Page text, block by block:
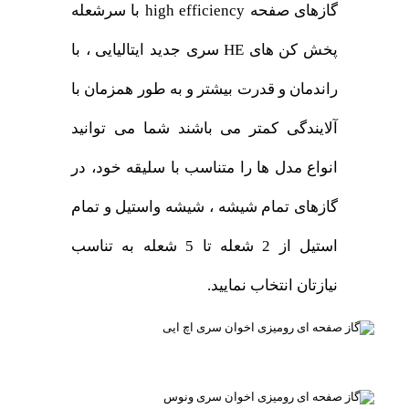
گازهای صفحه high efficiency با سرشعله
پخش کن های HE سری جدید ایتالیایی ، با
راندمان و قدرت بیشتر و به طور همزمان با
آلایندگی کمتر می باشند شما می توانید
انواع مدل ها را متناسب با سلیقه خود، در
گازهای تمام شیشه ، شیشه واستیل و تمام
استیل از 2 شعله تا 5 شعله به تناسب
نیازتان انتخاب نمایید.